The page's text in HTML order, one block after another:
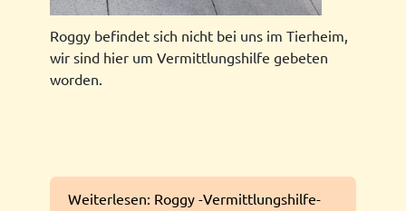
Roggy befindet sich nicht bei uns im Tierheim,
wir sind hier um Vermittlungshilfe gebeten
worden.
Weiterlesen: Roggy -Vermittlungshilfe-